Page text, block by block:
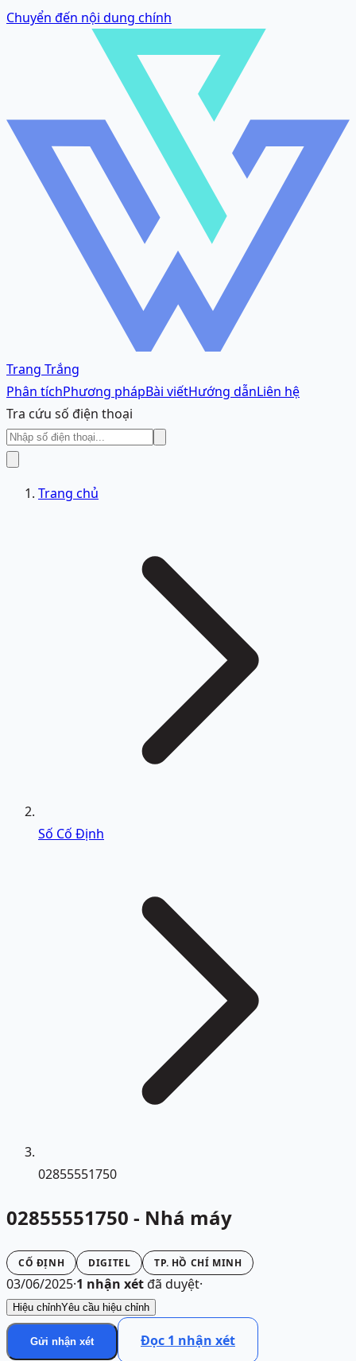
Chuyển đến nội dung chính
Trang Trắng
Phân tíchPhương phápBài viếtHướng dẫnLiên hệ
Tra cứu số điện thoại
Trang chủ
Số Cố Định
02855551750
02855551750 - Nhá máy
CỐ ĐỊNH DIGITEL TP. HỒ CHÍ MINH
03/06/2025·1 nhận xétđã duyệt·
Hiệu chỉnhYêu cầu hiệu chỉnh
Gửi nhận xét Đọc 1 nhận xét